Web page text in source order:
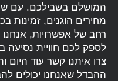
המושלם בשבילכם. עם
מחירים הוגנים, זמינות
רחב של אפשרויות,
לספק לכם חוויית נסיעה
צרו איתנו קשר עוד היום
ההבדל שאנחנו יכולים